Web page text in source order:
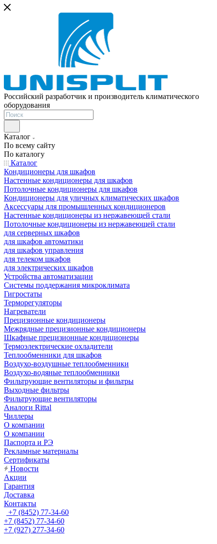
Российский разработчик и производитель климатического
оборудования
Каталог
По всему сайту
По каталогу
Каталог
Кондиционеры для шкафов
Настенные кондиционеры для шкафов
Потолочные кондиционеры для шкафов
Кондиционеры для уличных климатических шкафов
Аксессуары для промышленных кондиционеров
Настенные кондиционеры из нержавеющей стали
Потолочные кондиционеры из нержавеющей стали
для серверных шкафов
для шкафов автоматики
для шкафов управления
для телеком шкафов
для электрических шкафов
Устройства автоматизации
Системы поддержания микроклимата
Гигростаты
Терморегуляторы
Нагреватели
Прецизионные кондиционеры
Mежрядные прецизионные кондиционеры
Шкафные прецизионные кондиционеры
Термоэлектрические охладители
Теплообменники для шкафов
Воздухо-воздушные теплообменники
Воздухо-водяные теплообменники
Фильтрующие вентиляторы и фильтры
Выходные фильтры
Фильтрующие вентиляторы
Аналоги Rittal
Чиллеры
О компании
О компании
Паспорта и РЭ
Рекламные материалы
Сертификаты
Новости
Акции
Гарантия
Доставка
Контакты
+7 (8452) 77-34-60
+7 (8452) 77-34-60
+7 (927) 277-34-60